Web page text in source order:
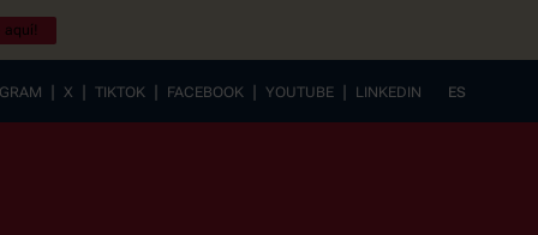
aquí!
| X | TIKTOK | FACEBOOK | YOUTUBE | LINKEDIN
ES